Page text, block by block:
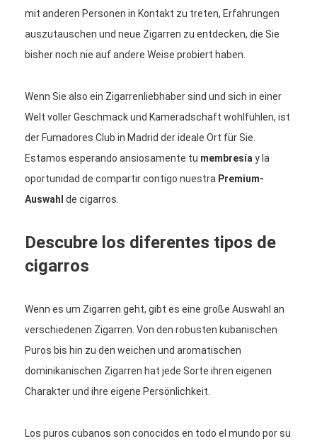
mit anderen Personen in Kontakt zu treten, Erfahrungen
auszutauschen und neue Zigarren zu entdecken, die Sie
bisher noch nie auf andere Weise probiert haben.
Wenn Sie also ein Zigarrenliebhaber sind und sich in einer
Welt voller Geschmack und Kameradschaft wohlfühlen, ist
der Fumadores Club in Madrid der ideale Ort für Sie.
Estamos esperando ansiosamente tu membresía y la
oportunidad de compartir contigo nuestra Premium-
Auswahl de cigarros.
Descubre los diferentes tipos de
cigarros
Wenn es um Zigarren geht, gibt es eine große Auswahl an
verschiedenen Zigarren. Von den robusten kubanischen
Puros bis hin zu den weichen und aromatischen
dominikanischen Zigarren hat jede Sorte ihren eigenen
Charakter und ihre eigene Persönlichkeit.
Los puros cubanos son conocidos en todo el mundo por su